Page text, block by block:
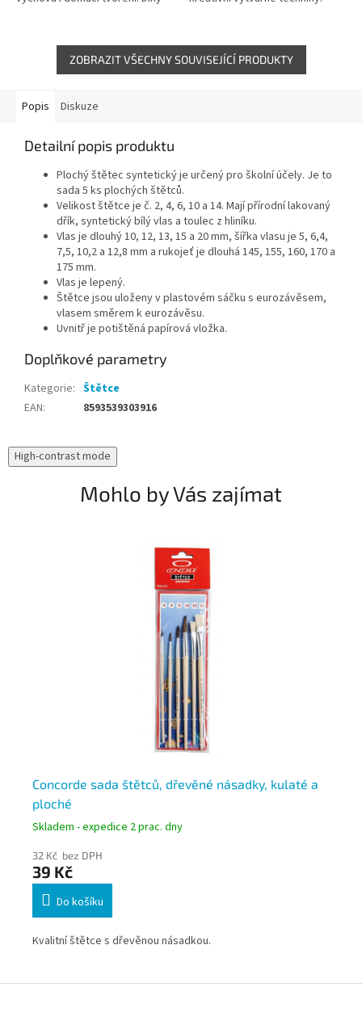
ZOBRAZIT VŠECHNY SOUVISEJÍCÍ PRODUKTY
Popis Diskuze
Detailní popis produktu
Plochý štětec syntetický je určený pro školní účely. Je to
sada 5 ks plochých štětců.
Velikost štětce je č. 2, 4, 6, 10 a 14. Mají přírodní lakovaný
dřík, syntetický bílý vlas a toulec z hliníku.
Vlas je dlouhý 10, 12, 13, 15 a 20 mm, šířka vlasu je 5, 6,4,
7,5, 10,2 a 12,8 mm a rukojeť je dlouhá 145, 155, 160, 170 a
175 mm.
Vlas je lepený.
Štětce jsou uloženy v plastovém sáčku s eurozávěsem,
vlasem směrem k eurozávěsu.
Uvnitř je potištěná papírová vložka.
Doplňkové parametry
Kategorie: Štětce
EAN: 8593539303916
High-contrast mode
Mohlo by Vás zajímat
Concorde sada štětců, dřevěné násadky, kulaté a
ploché
Skladem - expedice 2 prac. dny
32 Kč bez DPH
39 Kč
Do košíku
Kvalitní štětce s dřevěnou násadkou.